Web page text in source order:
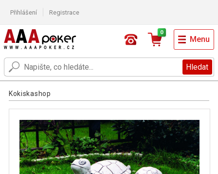
Přihlášení Registrace
Hledat
0
Menu
Kokiskashop